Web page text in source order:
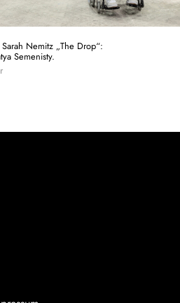
Nemitz „The Drop“:
Semenisty.